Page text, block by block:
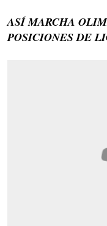
ASÍ MARCHA
POSICIONES DE